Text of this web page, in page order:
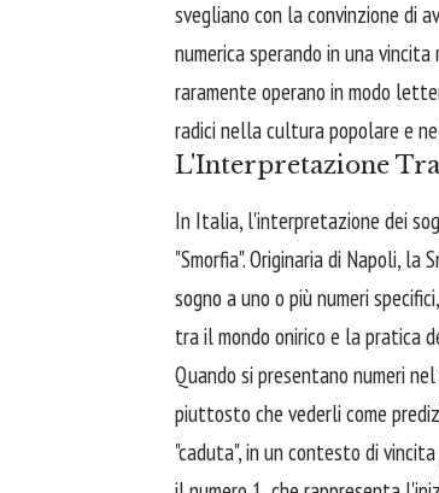
svegliano con la convinzione di
numerica sperando in una
raramente operano in modo
radici nella cultura popolare e
L'Interpretazione
In Italia, l'interpretazione dei
"Smorfia". Originaria di Napoli,
sogno a uno o più numeri
tra il mondo onirico e la pratica
Quando si presentano numeri
piuttosto che vederli come
"caduta", in un contesto di